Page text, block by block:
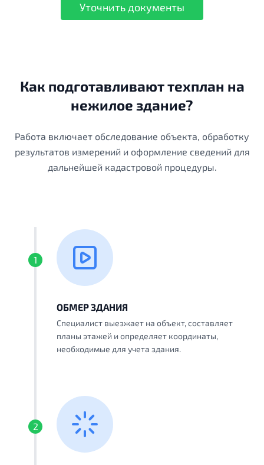
Уточнить документы
Как подготавливают техплан на
нежилое здание?
Работа включает обследование объекта, обработку
результатов измерений и оформление сведений для
дальнейшей кадастровой процедуры.
1
ОБМЕР ЗДАНИЯ
Специалист выезжает на объект, составляет
планы этажей и определяет координаты,
необходимые для учета здания.
2